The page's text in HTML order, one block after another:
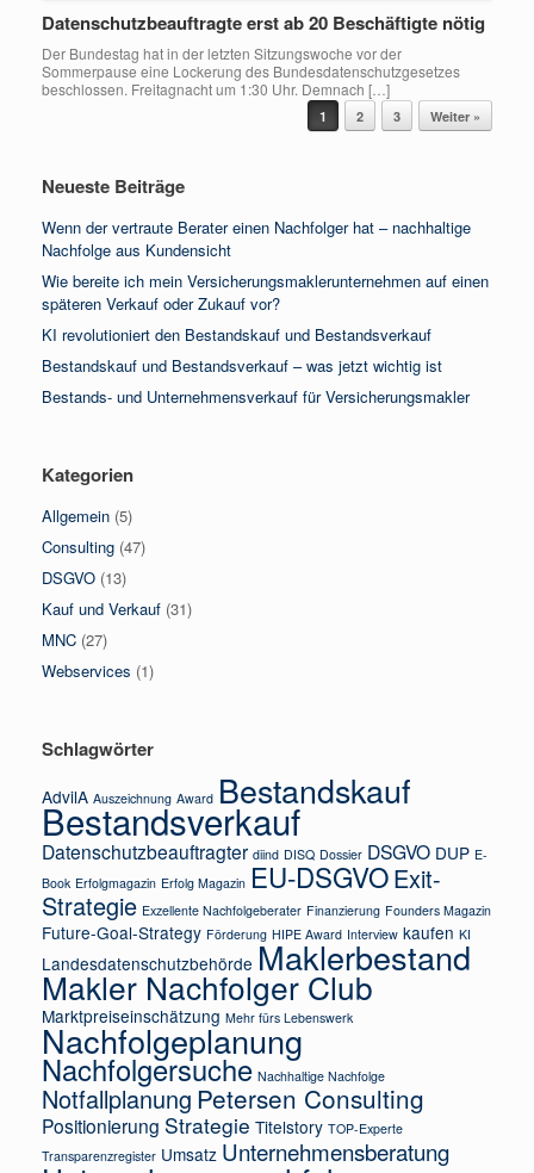
Datenschutzbeauftragte erst ab 20 Beschäftigte nötig
Der Bundestag hat in der letzten Sitzungswoche vor der
Sommerpause eine Lockerung des Bundesdatenschutzgesetzes
beschlossen. Freitagnacht um 1:30 Uhr. Demnach […]
1 2 3 Weiter »
Neueste Beiträge
Wenn der vertraute Berater einen Nachfolger hat – nachhaltige
Nachfolge aus Kundensicht
Wie bereite ich mein Versicherungsmaklerunternehmen auf einen
späteren Verkauf oder Zukauf vor?
KI revolutioniert den Bestandskauf und Bestandsverkauf
Bestandskauf und Bestandsverkauf – was jetzt wichtig ist
Bestands- und Unternehmensverkauf für Versicherungsmakler
Kategorien
Allgemein (5)
Consulting (47)
DSGVO (13)
Kauf und Verkauf (31)
MNC (27)
Webservices (1)
Schlagwörter
AdvilA Auszeichnung Award Bestandskauf
Bestandsverkauf
Datenschutzbeauftragter diind DISQ Dossier DSGVO DUP E-
Book Erfolgmagazin Erfolg Magazin EU-DSGVOExit-
Strategie Exzellente Nachfolgeberater Finanzierung Founders Magazin
Future-Goal-Strategy Förderung HIPE Award Interview kaufen KI
Landesdatenschutzbehörde Maklerbestand
Makler Nachfolger Club
Marktpreiseinschätzung Mehr fürs Lebenswerk
Nachfolgeplanung
Nachfolgersuche Nachhaltige Nachfolge
Notfallplanung Petersen Consulting
Positionierung Strategie Titelstory TOP-Experte
Transparenzregister Umsatz Unternehmensberatung